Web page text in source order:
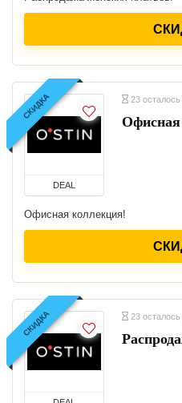
СКИДКА
DEAL
23
Офисная коллекция!
СКИДКА 23